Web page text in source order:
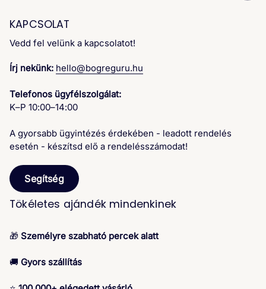
KAPCSOLAT
Vedd fel velünk a kapcsolatot!
Írj nekünk: hello@bogreguru.hu
Telefonos ügyfélszolgálat:
K–P 10:00–14:00
A gyorsabb ügyintézés érdekében - leadott rendelés
esetén - készítsd elő a rendelésszámodat!
Segítség
Tökéletes ajándék mindenkinek
🎁 Személyre szabható percek alatt
🚚 Gyors szállítás